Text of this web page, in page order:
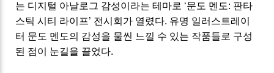
는 디지털 아날로그 감성이라는 테마로 ‘문도 멘도: 판타
스틱 시티 라이프’ 전시회가 열렸다. 유명 일러스트레이
터 문도 멘도의 감성을 물씬 느낄 수 있는 작품들로 구성
된 점이 눈길을 끌었다.